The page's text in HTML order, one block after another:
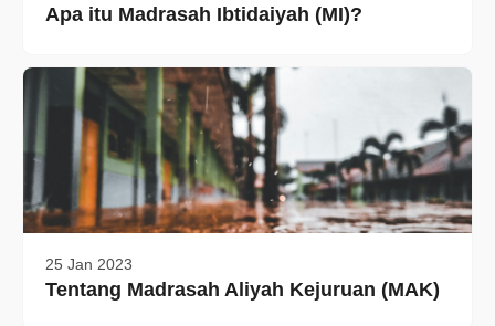
Apa itu Madrasah Ibtidaiyah (MI)?
25 Jan 2023
Tentang Madrasah Aliyah Kejuruan (MAK)